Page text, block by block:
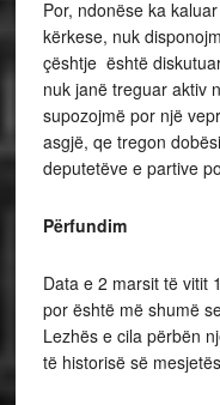
Por, ndonëse ka
kërkese, nuk
çështje është
nuk janë treguar aktiv
supozojmë por një
asgjë, qe tregon
deputetëve e partive
Përfundim
Data e 2 marsit të vitit
por është më shumë
Lezhës e cila përbën
të historisë së